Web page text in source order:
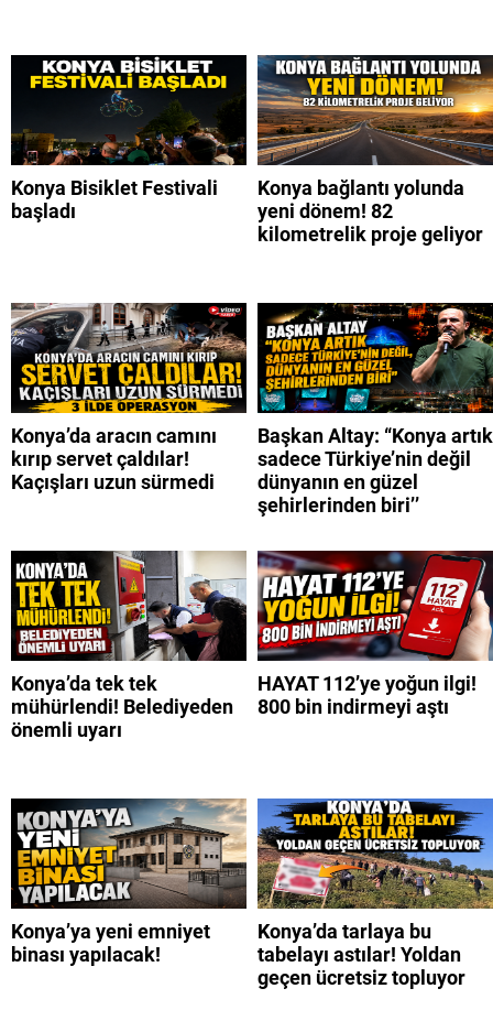
Konya Bisiklet Festivali
başladı
Konya bağlantı yolunda
yeni dönem! 82
kilometrelik proje geliyor
Konya’da aracın camını
kırıp servet çaldılar!
Kaçışları uzun sürmedi
Başkan Altay: “Konya artık
sadece Türkiye’nin değil
dünyanın en güzel
şehirlerinden biri’’
Konya’da tek tek
mühürlendi! Belediyeden
önemli uyarı
HAYAT 112’ye yoğun ilgi!
800 bin indirmeyi aştı
Konya’ya yeni emniyet
binası yapılacak!
Konya’da tarlaya bu
tabelayı astılar! Yoldan
geçen ücretsiz topluyor